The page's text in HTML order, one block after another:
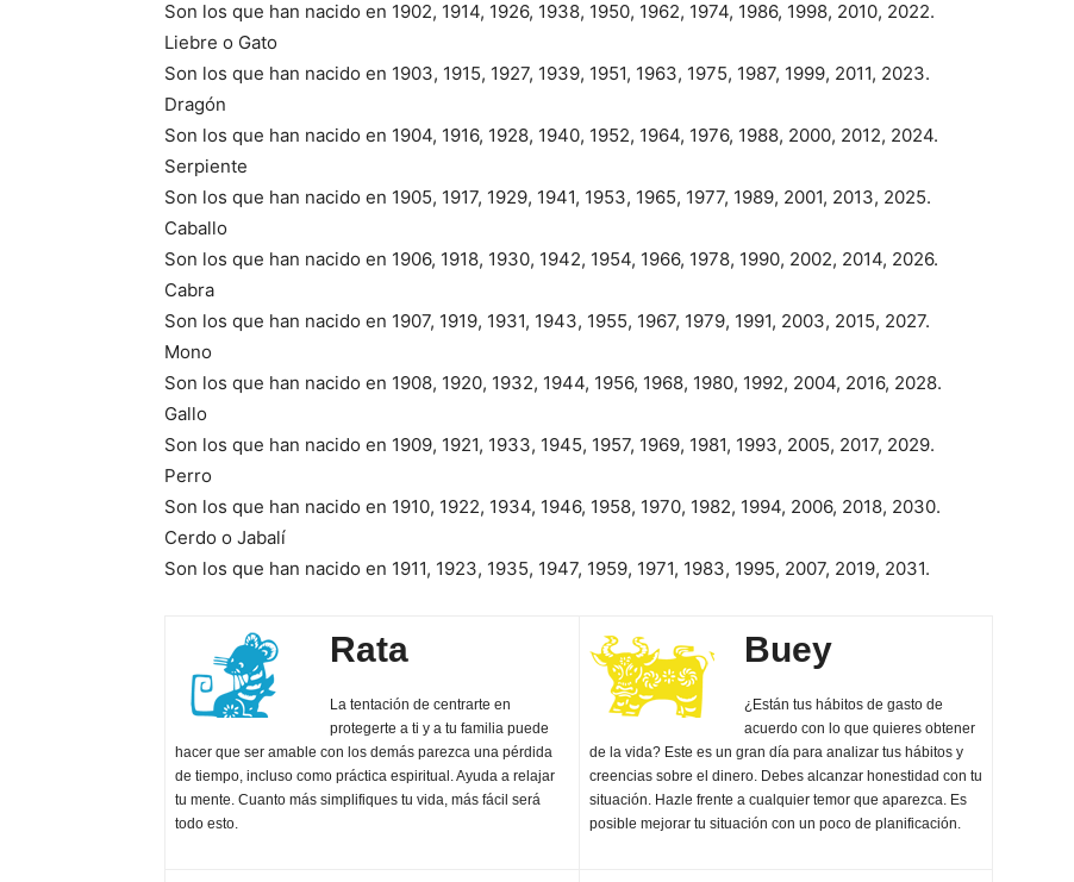
Son los que han nacido en 1902, 1914, 1926, 1938, 1950, 1962, 1974, 1986, 1998, 2010, 2022.
Liebre o Gato
Son los que han nacido en 1903, 1915, 1927, 1939, 1951, 1963, 1975, 1987, 1999, 2011, 2023.
Dragón
Son los que han nacido en 1904, 1916, 1928, 1940, 1952, 1964, 1976, 1988, 2000, 2012, 2024.
Serpiente
Son los que han nacido en 1905, 1917, 1929, 1941, 1953, 1965, 1977, 1989, 2001, 2013, 2025.
Caballo
Son los que han nacido en 1906, 1918, 1930, 1942, 1954, 1966, 1978, 1990, 2002, 2014, 2026.
Cabra
Son los que han nacido en 1907, 1919, 1931, 1943, 1955, 1967, 1979, 1991, 2003, 2015, 2027.
Mono
Son los que han nacido en 1908, 1920, 1932, 1944, 1956, 1968, 1980, 1992, 2004, 2016, 2028.
Gallo
Son los que han nacido en 1909, 1921, 1933, 1945, 1957, 1969, 1981, 1993, 2005, 2017, 2029.
Perro
Son los que han nacido en 1910, 1922, 1934, 1946, 1958, 1970, 1982, 1994, 2006, 2018, 2030.
Cerdo o Jabalí
Son los que han nacido en 1911, 1923, 1935, 1947, 1959, 1971, 1983, 1995, 2007, 2019, 2031.
Rata
La tentación de centrarte en
protegerte a ti y a tu familia puede
hacer que ser amable con los demás parezca una pérdida
de tiempo, incluso como práctica espiritual. Ayuda a relajar
tu mente. Cuanto más simplifiques tu vida, más fácil será
todo esto.
Buey
¿Están tus hábitos de gasto de
acuerdo con lo que quieres obtener
de la vida? Este es un gran día para analizar tus hábitos y
creencias sobre el dinero. Debes alcanzar honestidad con tu
situación. Hazle frente a cualquier temor que aparezca. Es
posible mejorar tu situación con un poco de planificación.